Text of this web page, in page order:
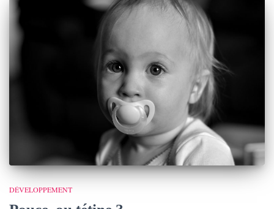
DÉVELOPPEMENT